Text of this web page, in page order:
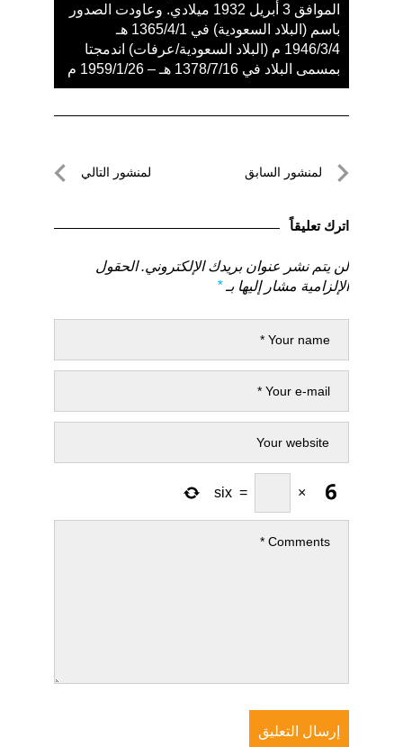
الموافق 3 أبريل 1932 ميلادي. وعاودت الصدور
باسم (البلاد السعودية) في 1365/4/1 هـ
1946/3/4 م (البلاد السعودية/عرفات) اندمجتا
بمسمى البلاد في 1378/7/16 هـ – 1959/1/26 م
تصفّحلمنشور السابق
السابق
لمنشور التالي
اترك تعليقاً
لن يتم نشر عنوان بريدك الإلكتروني. الحقول
الإلزامية مشار إليها بـ*
×
=
six